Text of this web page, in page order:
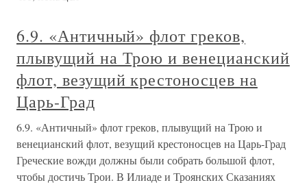
6.9. «Античный» флот греков,
плывущий на Трою и венецианский
флот, везущий крестоносцев на
Царь-Град
6.9. «Античный» флот греков, плывущий на Трою и
венецианский флот, везущий крестоносцев на Царь-Град
Греческие вожди должны были собрать большой флот,
чтобы достичь Трои. В Илиаде и Троянских Сказаниях